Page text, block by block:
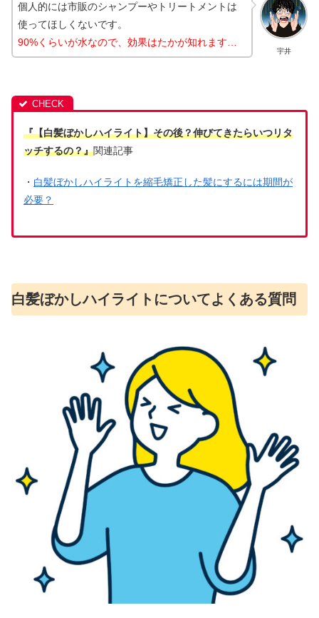
宇井
個人的には市販のシャンプーやトリートメントは
使ってほしくないです。
90%くらいが水なので、効果はたかが知れます…
『【白髪ぼかしハイライト】その後？伸びてきたらいつリタ
ッチするの？』関連記事
・ 白髪ぼかしハイライトを縮毛矯正した髪にするには期間が
必要？
白髪ぼかしハイライトについてよくある質問